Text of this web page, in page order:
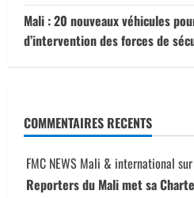
Mali : 20 nouveaux véhicules
d’intervention des forces de
COMMENTAIRES RECENTS
FMC NEWS Mali & international sur
Reporters du Mali met sa